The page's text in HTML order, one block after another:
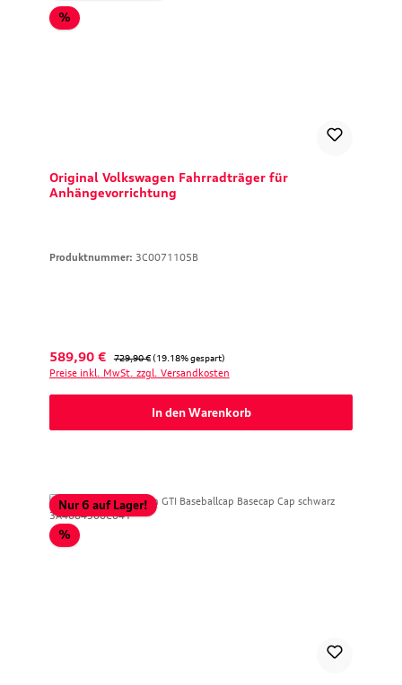
%Rabatt
Original Volkswagen Fahrradträger für
Anhängevorrichtung
Produktnummer: 3C0071105B
Verkaufspreis:
589,90 € Regulärer Preis:
729,90 € (19.18% gespart)
Preise inkl. MwSt. zzgl. Versandkosten
In den Warenkorb
Nur 6 auf Lager!
%Rabatt